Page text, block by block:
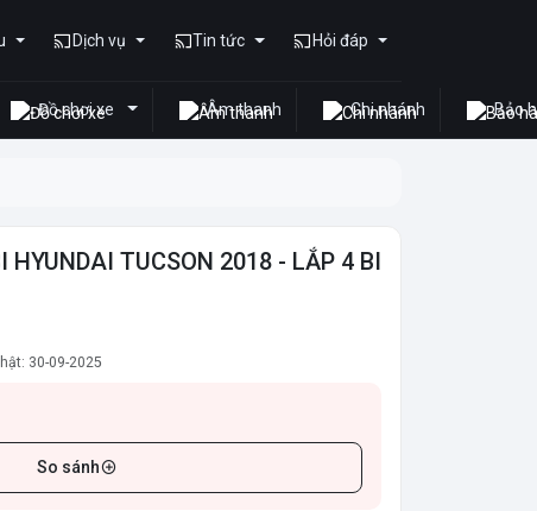
Dịch vụ Tin tức Hỏi đáp
Đồ chơi xe Âm thanh Chi nhánh Bảo
HYUNDAI TUCSON 2018 - LẮP 4 BI
30-09-2025
So sánh